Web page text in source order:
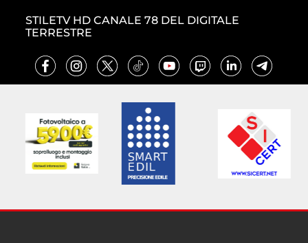
STILETV HD CANALE 78 DEL DIGITALE
TERRESTRE